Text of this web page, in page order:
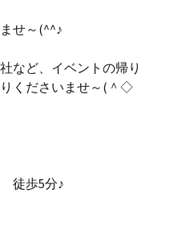
せ～(^^♪
など、イベントの帰り
くださいませ～(＾◇
徒歩5分♪